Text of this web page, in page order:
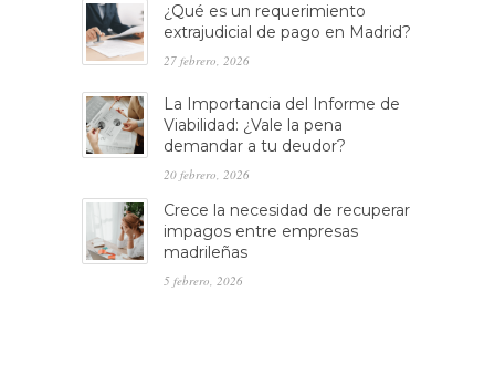
¿Qué es un requerimiento
extrajudicial de pago en Madrid?
27 febrero, 2026
La Importancia del Informe de
Viabilidad: ¿Vale la pena
demandar a tu deudor?
20 febrero, 2026
Crece la necesidad de recuperar
impagos entre empresas
madrileñas
5 febrero, 2026